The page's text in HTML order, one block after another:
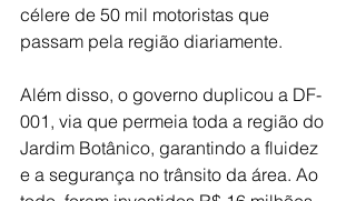
célere de 50 mil motoristas que
passam pela região diariamente.
Além disso, o governo duplicou a DF-
001, via que permeia toda a região do
Jardim Botânico, garantindo a fluidez
e a segurança no trânsito da área. Ao